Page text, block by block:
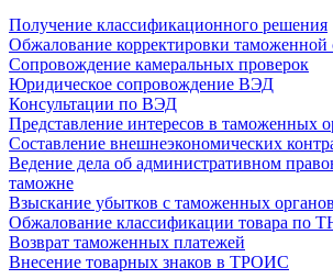
Получение классификационного решения
Обжалование корректировки таможенной
Сопровождение камеральных проверок
Юридическое сопровождение ВЭД
Консультации по ВЭД
Представление интересов в таможенных
Составление внешнеэкономических
Ведение дела об административном
таможне
Взыскание убытков с таможенных органов
Обжалование классификации товара по
Возврат таможенных платежей
Внесение товарных знаков в ТРОИС